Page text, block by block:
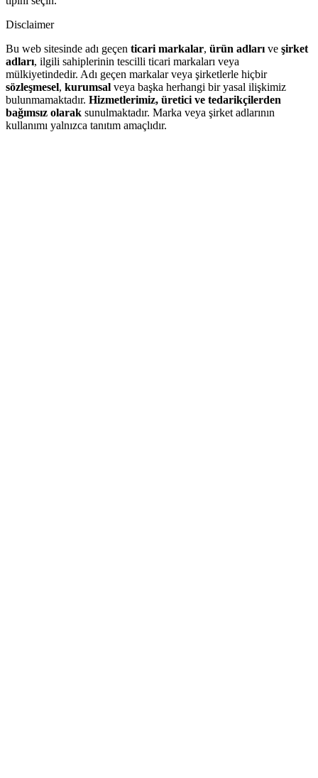
Disclaimer
Bu web sitesinde adı geçen ticari markalar, ürün adları ve şirket
adları, ilgili sahiplerinin tescilli ticari markaları veya
mülkiyetindedir. Adı geçen markalar veya şirketlerle hiçbir
sözleşmesel, kurumsal veya başka herhangi bir yasal ilişkimiz
bulunmamaktadır. Hizmetlerimiz, üretici ve tedarikçilerden
bağımsız olarak sunulmaktadır. Marka veya şirket adlarının
kullanımı yalnızca tanıtım amaçlıdır.